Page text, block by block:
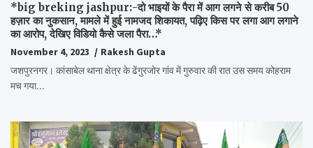
*big breking jashpur:-दो भाइयों के पैरा में आग लगने से करीब 50
हज़ार का नुकसान, मामले में हुई नामजद शिकायत, पढ़िए किस पर लगा आग लगाने
का आरोप, देखिए विडियो कैसे जला पैरा…*
November 4, 2023
Rakesh Gupta
जशपुरनगर। कांसाबेल थाना क्षेत्र के ढेंगुरजोर गांव में गुरुवार की रात उस समय कोहराम
मच गया…